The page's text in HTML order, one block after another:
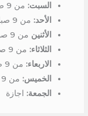
السبت: من 9 صباحاً حتي 5 مساءً
الأحد: من 9 صباحاً حتي 5 مساءً
الأثنين من 9 صباحاً حتي 5 مساءً
الثلاثاء: من 9 صباحاً حتي 5 مساءً
الاربعاء: من 9 صباحاً حتي 5 مساءً
الخميس: من 9 صباحاً حتي 5 مساءً
الجمعة: اجازة